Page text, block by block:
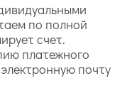
по полной
счет.
платежного
почту